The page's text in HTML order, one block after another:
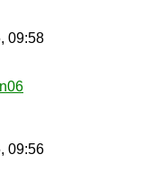
09:58
09:56